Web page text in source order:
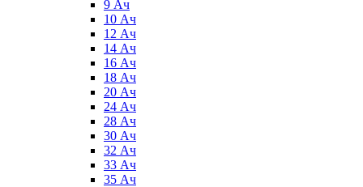
9 Ач
10 Ач
12 Ач
14 Ач
16 Ач
18 Ач
20 Ач
24 Ач
28 Ач
30 Ач
32 Ач
33 Ач
35 Ач